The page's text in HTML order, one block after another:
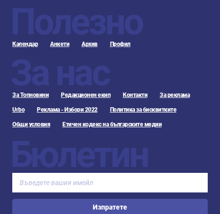
Полезно
Календар Анкети Архив Профил
За нас
За Топновини Редакционен екип Контакти За реклама
Urbo Реклама - Избори 2022 Политика за бисквитките
Общи условия Етичен кодекс на българските медии
Бюлетин
Изпратете